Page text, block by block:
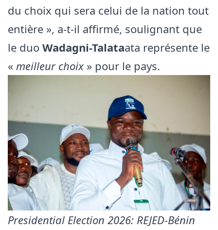
du choix qui sera celui de la nation tout
entière », a-t-il affirmé, soulignant que
le duo Wadagni-Talataata représente le
« meilleur choix » pour le pays.
Presidential Election 2026: REJED-Bénin